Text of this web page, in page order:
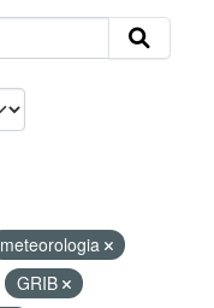
meteorologia
GRIB